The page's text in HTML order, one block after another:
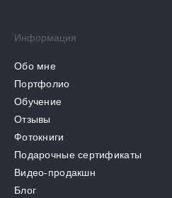
Информация
Обо мне
Портфолио
Обучение
Отзывы
Фотокниги
Подарочные сертификаты
Видео-продакшн
Блог